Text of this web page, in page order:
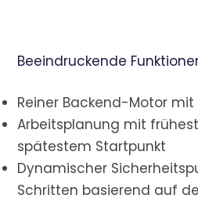
Beeindruckende
Reiner Backend-Motor
Arbeitsplanung mit
spätestem Startpunkt
Dynamischer
Schritten basierend auf